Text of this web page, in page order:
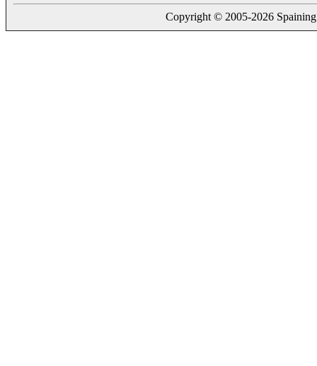
Copyright © 2005-2026